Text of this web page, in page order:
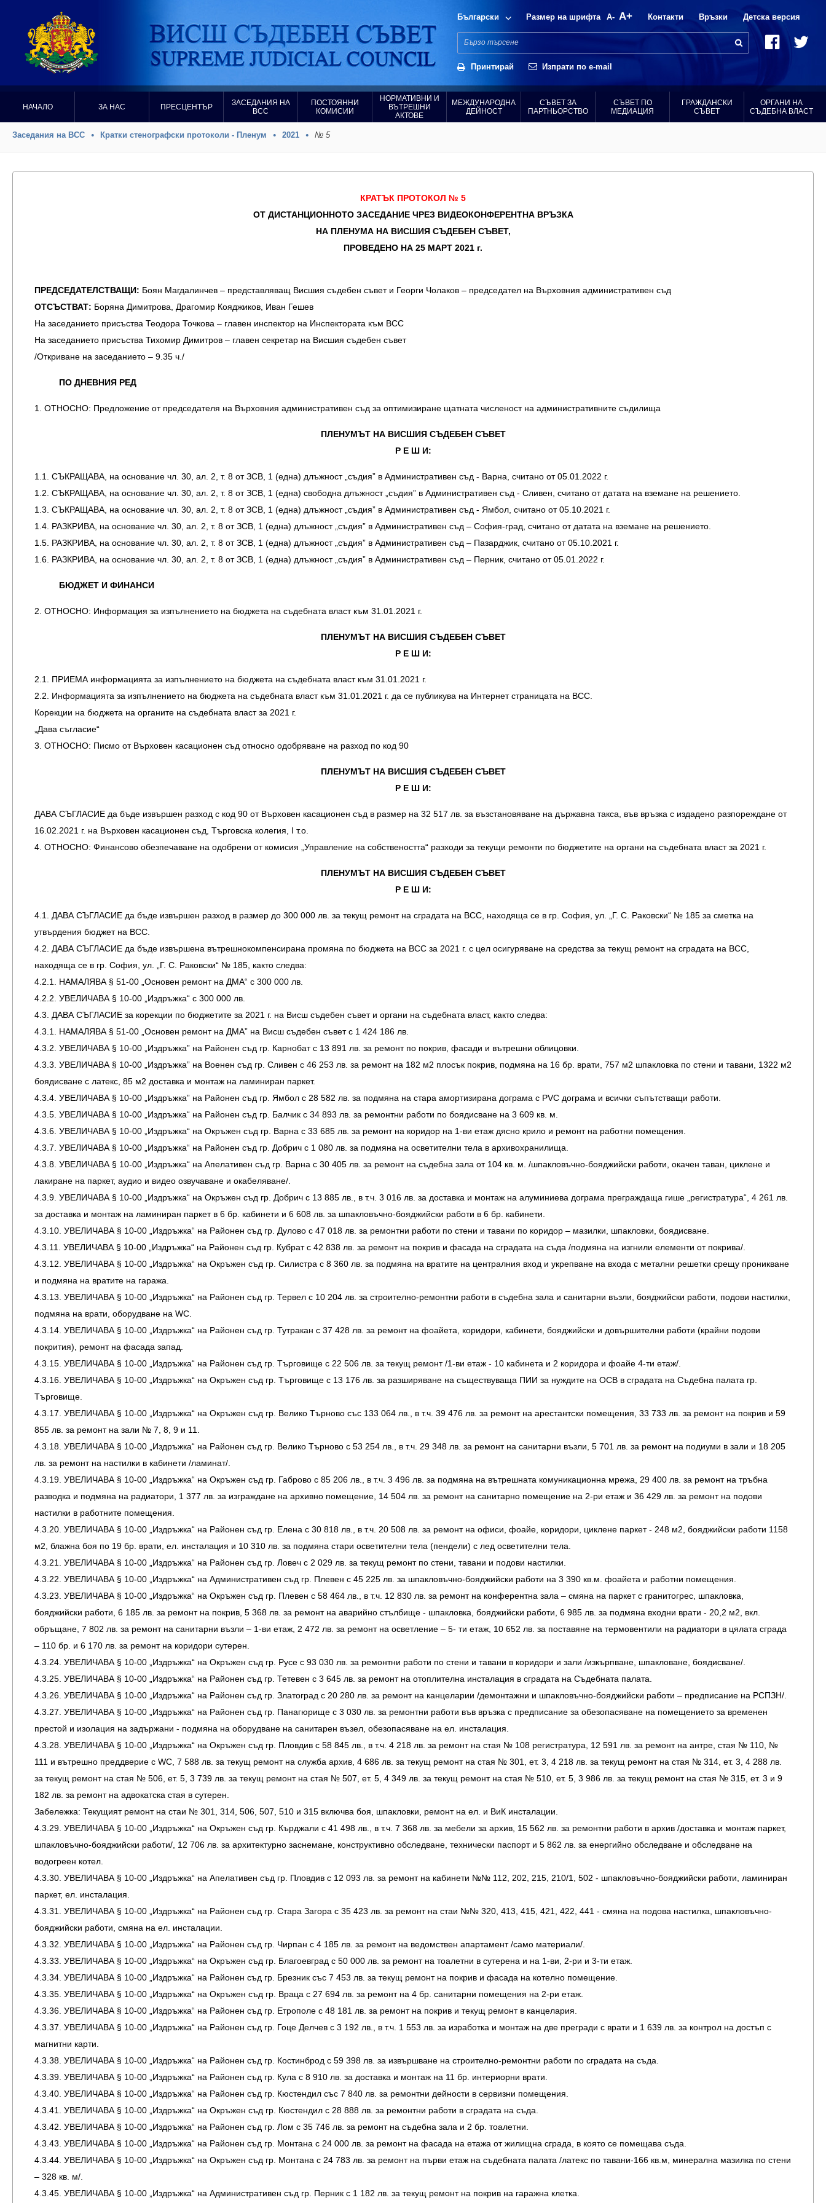
Български Размер на шрифта A- A+ Контакти Връзки Детска версия
Принтирай Изпрати по e-mail
НАЧАЛО ЗА НАС ПРЕСЦЕНТЪР
ЗАСЕДАНИЯ НА
ВСС
ПОСТОЯННИ
КОМИСИИ
НОРМАТИВНИ И
ВЪТРЕШНИ
АКТОВЕ
МЕЖДУНАРОДНА
ДЕЙНОСТ
СЪВЕТ ЗА
ПАРТНЬОРСТВО
СЪВЕТ ПО
МЕДИАЦИЯ
ГРАЖДАНСКИ
СЪВЕТ
ОРГАНИ НА
СЪДЕБНА ВЛАСТ
Заседания на ВСС Кратки стенографски протоколи - Пленум 2021 № 5
КРАТЪК ПРОТОКОЛ № 5
ОТ ДИСТАНЦИОННОТО ЗАСЕДАНИЕ ЧРЕЗ ВИДЕОКОНФЕРЕНТНА ВРЪЗКА
НА ПЛЕНУМА НА ВИСШИЯ СЪДЕБЕН СЪВЕТ,
ПРОВЕДЕНО НА 25 МАРТ 2021 г.
ПРЕДСЕДАТЕЛСТВАЩИ: Боян Магдалинчев – представляващ Висшия съдебен съвет и Георги Чолаков – председател на Върховния административен съд
ОТСЪСТВАТ: Боряна Димитрова, Драгомир Кояджиков, Иван Гешев
На заседанието присъства Теодора Точкова – главен инспектор на Инспектората към ВСС
На заседанието присъства Тихомир Димитров – главен секретар на Висшия съдебен съвет
/Откриване на заседанието – 9.35 ч./
ПО ДНЕВНИЯ РЕД
1. ОТНОСНО: Предложение от председателя на Върховния административен съд за оптимизиране щатната численост на административните съдилища
ПЛЕНУМЪТ НА ВИСШИЯ СЪДЕБЕН СЪВЕТ
Р Е Ш И:
1.1. СЪКРАЩАВА, на основание чл. 30, ал. 2, т. 8 от ЗСВ, 1 (една) длъжност „съдия” в Административен съд - Варна, считано от 05.01.2022 г.
1.2. СЪКРАЩАВА, на основание чл. 30, ал. 2, т. 8 от ЗСВ, 1 (една) свободна длъжност „съдия” в Административен съд - Сливен, считано от датата на вземане на решението.
1.3. СЪКРАЩАВА, на основание чл. 30, ал. 2, т. 8 от ЗСВ, 1 (една) длъжност „съдия” в Административен съд - Ямбол, считано от 05.10.2021 г.
1.4. РАЗКРИВА, на основание чл. 30, ал. 2, т. 8 от ЗСВ, 1 (една) длъжност „съдия” в Административен съд – София-град, считано от датата на вземане на решението.
1.5. РАЗКРИВА, на основание чл. 30, ал. 2, т. 8 от ЗСВ, 1 (една) длъжност „съдия” в Административен съд – Пазарджик, считано от 05.10.2021 г.
1.6. РАЗКРИВА, на основание чл. 30, ал. 2, т. 8 от ЗСВ, 1 (една) длъжност „съдия” в Административен съд – Перник, считано от 05.01.2022 г.
БЮДЖЕТ И ФИНАНСИ
2. ОТНОСНО: Информация за изпълнението на бюджета на съдебната власт към 31.01.2021 г.
ПЛЕНУМЪТ НА ВИСШИЯ СЪДЕБЕН СЪВЕТ
Р Е Ш И:
2.1. ПРИЕМА информацията за изпълнението на бюджета на съдебната власт към 31.01.2021 г.
2.2. Информацията за изпълнението на бюджета на съдебната власт към 31.01.2021 г. да се публикува на Интернет страницата на ВСС.
Корекции на бюджета на органите на съдебната власт за 2021 г.
„Дава съгласие“
3. ОТНОСНО: Писмо от Върховен касационен съд относно одобряване на разход по код 90
ПЛЕНУМЪТ НА ВИСШИЯ СЪДЕБЕН СЪВЕТ
Р Е Ш И:
ДАВА СЪГЛАСИЕ да бъде извършен разход с код 90 от Върховен касационен съд в размер на 32 517 лв. за възстановяване на държавна такса, във връзка с издадено разпореждане от
16.02.2021 г. на Върховен касационен съд, Търговска колегия, I т.о.
4. ОТНОСНО: Финансово обезпечаване на одобрени от комисия „Управление на собствеността“ разходи за текущи ремонти по бюджетите на органи на съдебната власт за 2021 г.
ПЛЕНУМЪТ НА ВИСШИЯ СЪДЕБЕН СЪВЕТ
Р Е Ш И:
4.1. ДАВА СЪГЛАСИЕ да бъде извършен разход в размер до 300 000 лв. за текущ ремонт на сградата на ВСС, находяща се в гр. София, ул. „Г. С. Раковски“ № 185 за сметка на
утвърдения бюджет на ВСС.
4.2. ДАВА СЪГЛАСИЕ да бъде извършена вътрешнокомпенсирана промяна по бюджета на ВСС за 2021 г. с цел осигуряване на средства за текущ ремонт на сградата на ВСС,
находяща се в гр. София, ул. „Г. С. Раковски“ № 185, както следва:
4.2.1. НАМАЛЯВА § 51-00 „Основен ремонт на ДМА“ с 300 000 лв.
4.2.2. УВЕЛИЧАВА § 10-00 „Издръжка“ с 300 000 лв.
4.3. ДАВА СЪГЛАСИЕ за корекции по бюджетите за 2021 г. на Висш съдебен съвет и органи на съдебната власт, както следва:
4.3.1. НАМАЛЯВА § 51-00 „Основен ремонт на ДМА” на Висш съдебен съвет с 1 424 186 лв.
4.3.2. УВЕЛИЧАВА § 10-00 „Издръжка” на Районен съд гр. Карнобат с 13 891 лв. за ремонт по покрив, фасади и вътрешни облицовки.
4.3.3. УВЕЛИЧАВА § 10-00 „Издръжка” на Военен съд гр. Сливен с 46 253 лв. за ремонт на 182 м2 плосък покрив, подмяна на 16 бр. врати, 757 м2 шпакловка по стени и тавани, 1322 м2
боядисване с латекс, 85 м2 доставка и монтаж на ламиниран паркет.
4.3.4. УВЕЛИЧАВА § 10-00 „Издръжка” на Районен съд гр. Ямбол с 28 582 лв. за подмяна на стара амортизирана дограма с PVC дограма и всички съпътстващи работи.
4.3.5. УВЕЛИЧАВА § 10-00 „Издръжка“ на Районен съд гр. Балчик с 34 893 лв. за ремонтни работи по боядисване на 3 609 кв. м.
4.3.6. УВЕЛИЧАВА § 10-00 „Издръжка“ на Окръжен съд гр. Варна с 33 685 лв. за ремонт на коридор на 1-ви етаж дясно крило и ремонт на работни помещения.
4.3.7. УВЕЛИЧАВА § 10-00 „Издръжка“ на Районен съд гр. Добрич с 1 080 лв. за подмяна на осветителни тела в архивохранилища.
4.3.8. УВЕЛИЧАВА § 10-00 „Издръжка“ на Апелативен съд гр. Варна с 30 405 лв. за ремонт на съдебна зала от 104 кв. м. /шпакловъчно-бояджийски работи, окачен таван, циклене и
лакиране на паркет, аудио и видео озвучаване и окабеляване/.
4.3.9. УВЕЛИЧАВА § 10-00 „Издръжка“ на Окръжен съд гр. Добрич с 13 885 лв., в т.ч. 3 016 лв. за доставка и монтаж на алуминиева дограма преграждаща гише „регистратура“, 4 261 лв.
за доставка и монтаж на ламиниран паркет в 6 бр. кабинети и 6 608 лв. за шпакловъчно-бояджийски работи в 6 бр. кабинети.
4.3.10. УВЕЛИЧАВА § 10-00 „Издръжка“ на Районен съд гр. Дулово с 47 018 лв. за ремонтни работи по стени и тавани по коридор – мазилки, шпакловки, боядисване.
4.3.11. УВЕЛИЧАВА § 10-00 „Издръжка“ на Районен съд гр. Кубрат с 42 838 лв. за ремонт на покрив и фасада на сградата на съда /подмяна на изгнили елементи от покрива/.
4.3.12. УВЕЛИЧАВА § 10-00 „Издръжка“ на Окръжен съд гр. Силистра с 8 360 лв. за подмяна на вратите на централния вход и укрепване на входа с метални решетки срещу проникване
и подмяна на вратите на гаража.
4.3.13. УВЕЛИЧАВА § 10-00 „Издръжка“ на Районен съд гр. Тервел с 10 204 лв. за строително-ремонтни работи в съдебна зала и санитарни възли, бояджийски работи, подови настилки,
подмяна на врати, оборудване на WC.
4.3.14. УВЕЛИЧАВА § 10-00 „Издръжка“ на Районен съд гр. Тутракан с 37 428 лв. за ремонт на фоайета, коридори, кабинети, бояджийски и довършителни работи (крайни подови
покрития), ремонт на фасада запад.
4.3.15. УВЕЛИЧАВА § 10-00 „Издръжка“ на Районен съд гр. Търговище с 22 506 лв. за текущ ремонт /1-ви етаж - 10 кабинета и 2 коридора и фоайе 4-ти етаж/.
4.3.16. УВЕЛИЧАВА § 10-00 „Издръжка“ на Окръжен съд гр. Търговище с 13 176 лв. за разширяване на съществуваща ПИИ за нуждите на ОСВ в сградата на Съдебна палата гр.
Търговище.
4.3.17. УВЕЛИЧАВА § 10-00 „Издръжка“ на Окръжен съд гр. Велико Търново със 133 064 лв., в т.ч. 39 476 лв. за ремонт на арестантски помещения, 33 733 лв. за ремонт на покрив и 59
855 лв. за ремонт на зали № 7, 8, 9 и 11.
4.3.18. УВЕЛИЧАВА § 10-00 „Издръжка“ на Районен съд гр. Велико Търново с 53 254 лв., в т.ч. 29 348 лв. за ремонт на санитарни възли, 5 701 лв. за ремонт на подиуми в зали и 18 205
лв. за ремонт на настилки в кабинети /ламинат/.
4.3.19. УВЕЛИЧАВА § 10-00 „Издръжка“ на Окръжен съд гр. Габрово с 85 206 лв., в т.ч. 3 496 лв. за подмяна на вътрешната комуникационна мрежа, 29 400 лв. за ремонт на тръбна
разводка и подмяна на радиатори, 1 377 лв. за изграждане на архивно помещение, 14 504 лв. за ремонт на санитарно помещение на 2-ри етаж и 36 429 лв. за ремонт на подови
настилки в работните помещения.
4.3.20. УВЕЛИЧАВА § 10-00 „Издръжка“ на Районен съд гр. Елена с 30 818 лв., в т.ч. 20 508 лв. за ремонт на офиси, фоайе, коридори, циклене паркет - 248 м2, бояджийски работи 1158
м2, блажна боя по 19 бр. врати, ел. инсталация и 10 310 лв. за подмяна стари осветителни тела (пендели) с лед осветителни тела.
4.3.21. УВЕЛИЧАВА § 10-00 „Издръжка“ на Районен съд гр. Ловеч с 2 029 лв. за текущ ремонт по стени, тавани и подови настилки.
4.3.22. УВЕЛИЧАВА § 10-00 „Издръжка“ на Административен съд гр. Плевен с 45 225 лв. за шпакловъчно-бояджийски работи на 3 390 кв.м. фоайета и работни помещения.
4.3.23. УВЕЛИЧАВА § 10-00 „Издръжка“ на Окръжен съд гр. Плевен с 58 464 лв., в т.ч. 12 830 лв. за ремонт на конферентна зала – смяна на паркет с гранитогрес, шпакловка,
бояджийски работи, 6 185 лв. за ремонт на покрив, 5 368 лв. за ремонт на аварийно стълбище - шпакловка, бояджийски работи, 6 985 лв. за подмяна входни врати - 20,2 м2, вкл.
обръщане, 7 802 лв. за ремонт на санитарни възли – 1-ви етаж, 2 472 лв. за ремонт на осветление – 5- ти етаж, 10 652 лв. за поставяне на термовентили на радиатори в цялата сграда
– 110 бр. и 6 170 лв. за ремонт на коридори сутерен.
4.3.24. УВЕЛИЧАВА § 10-00 „Издръжка“ на Окръжен съд гр. Русе с 93 030 лв. за ремонтни работи по стени и тавани в коридори и зали /изкърпване, шпакловане, боядисване/.
4.3.25. УВЕЛИЧАВА § 10-00 „Издръжка“ на Районен съд гр. Тетевен с 3 645 лв. за ремонт на отоплителна инсталация в сградата на Съдебната палата.
4.3.26. УВЕЛИЧАВА § 10-00 „Издръжка“ на Районен съд гр. Златоград с 20 280 лв. за ремонт на канцеларии /демонтажни и шпакловъчно-бояджийски работи – предписание на РСПЗН/.
4.3.27. УВЕЛИЧАВА § 10-00 „Издръжка“ на Районен съд гр. Панагюрище с 3 030 лв. за ремонтни работи във връзка с предписание за обезопасяване на помещението за временен
престой и изолация на задържани - подмяна на оборудване на санитарен възел, обезопасяване на ел. инсталация.
4.3.28. УВЕЛИЧАВА § 10-00 „Издръжка“ на Окръжен съд гр. Пловдив с 58 845 лв., в т.ч. 4 218 лв. за ремонт на стая № 108 регистратура, 12 591 лв. за ремонт на антре, стая № 110, №
111 и вътрешно преддверие с WC, 7 588 лв. за текущ ремонт на служба архив, 4 686 лв. за текущ ремонт на стая № 301, ет. 3, 4 218 лв. за текущ ремонт на стая № 314, ет. 3, 4 288 лв.
за текущ ремонт на стая № 506, ет. 5, 3 739 лв. за текущ ремонт на стая № 507, ет. 5, 4 349 лв. за текущ ремонт на стая № 510, ет. 5, 3 986 лв. за текущ ремонт на стая № 315, ет. 3 и 9
182 лв. за ремонт на адвокатска стая в сутерен.
Забележка: Текущият ремонт на стаи № 301, 314, 506, 507, 510 и 315 включва боя, шпакловки, ремонт на ел. и ВиК инсталации.
4.3.29. УВЕЛИЧАВА § 10-00 „Издръжка“ на Окръжен съд гр. Кърджали с 41 498 лв., в т.ч. 7 368 лв. за мебели за архив, 15 562 лв. за ремонтни работи в архив /доставка и монтаж паркет,
шпакловъчно-бояджийски работи/, 12 706 лв. за архитектурно заснемане, конструктивно обследване, технически паспорт и 5 862 лв. за енергийно обследване и обследване на
водогреен котел.
4.3.30. УВЕЛИЧАВА § 10-00 „Издръжка“ на Апелативен съд гр. Пловдив с 12 093 лв. за ремонт на кабинети №№ 112, 202, 215, 210/1, 502 - шпакловъчно-бояджийски работи, ламиниран
паркет, ел. инсталация.
4.3.31. УВЕЛИЧАВА § 10-00 „Издръжка“ на Районен съд гр. Стара Загора с 35 423 лв. за ремонт на стаи №№ 320, 413, 415, 421, 422, 441 - смяна на подова настилка, шпакловъчно-
бояджийски работи, смяна на ел. инсталации.
4.3.32. УВЕЛИЧАВА § 10-00 „Издръжка“ на Районен съд гр. Чирпан с 4 185 лв. за ремонт на ведомствен апартамент /само материали/.
4.3.33. УВЕЛИЧАВА § 10-00 „Издръжка“ на Окръжен съд гр. Благоевград с 50 000 лв. за ремонт на тоалетни в сутерена и на 1-ви, 2-ри и 3-ти етаж.
4.3.34. УВЕЛИЧАВА § 10-00 „Издръжка“ на Районен съд гр. Брезник със 7 453 лв. за текущ ремонт на покрив и фасада на котелно помещение.
4.3.35. УВЕЛИЧАВА § 10-00 „Издръжка“ на Окръжен съд гр. Враца с 27 694 лв. за ремонт на 4 бр. санитарни помещения на 2-ри етаж.
4.3.36. УВЕЛИЧАВА § 10-00 „Издръжка“ на Районен съд гр. Етрополе с 48 181 лв. за ремонт на покрив и текущ ремонт в канцелария.
4.3.37. УВЕЛИЧАВА § 10-00 „Издръжка“ на Районен съд гр. Гоце Делчев с 3 192 лв., в т.ч. 1 553 лв. за изработка и монтаж на две прегради с врати и 1 639 лв. за контрол на достъп с
магнитни карти.
4.3.38. УВЕЛИЧАВА § 10-00 „Издръжка“ на Районен съд гр. Костинброд с 59 398 лв. за извършване на строително-ремонтни работи по сградата на съда.
4.3.39. УВЕЛИЧАВА § 10-00 „Издръжка“ на Районен съд гр. Кула с 8 910 лв. за доставка и монтаж на 11 бр. интериорни врати.
4.3.40. УВЕЛИЧАВА § 10-00 „Издръжка“ на Районен съд гр. Кюстендил със 7 840 лв. за ремонтни дейности в сервизни помещения.
4.3.41. УВЕЛИЧАВА § 10-00 „Издръжка“ на Окръжен съд гр. Кюстендил с 28 888 лв. за ремонтни работи в сградата на съда.
4.3.42. УВЕЛИЧАВА § 10-00 „Издръжка“ на Районен съд гр. Лом с 35 746 лв. за ремонт на съдебна зала и 2 бр. тоалетни.
4.3.43. УВЕЛИЧАВА § 10-00 „Издръжка“ на Районен съд гр. Монтана с 24 000 лв. за ремонт на фасада на етажа от жилищна сграда, в която се помещава съда.
4.3.44. УВЕЛИЧАВА § 10-00 „Издръжка“ на Окръжен съд гр. Монтана с 24 783 лв. за ремонт на първи етаж на съдебната палата /латекс по тавани-166 кв.м, минерална мазилка по стени
– 328 кв. м/.
4.3.45. УВЕЛИЧАВА § 10-00 „Издръжка“ на Административен съд гр. Перник с 1 182 лв. за текущ ремонт на покрив на гаражна клетка.